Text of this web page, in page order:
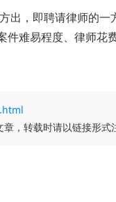
出，即聘请律师的
难易程度、律师花
，转载时请以链接形式